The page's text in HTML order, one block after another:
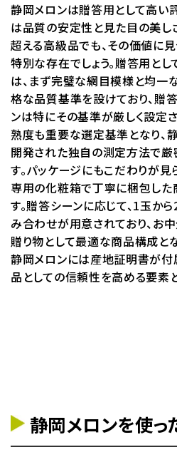
静岡メロンは贈答用として高い
は品質の安定性と見た目の美し
超える高級品でも、その価値に
特別な存在でしょう。贈答用と
は、まず完璧な網目模様と均一
格な品質基準を設けており、贈
ンは特にその基準が厳しく設定さ
熟度も重要な選定基準となり、
開発された独自の測定方法で厳
す。パッケージにもこだわりが
専用の化粧箱で丁寧に梱包した
す。贈答シーンに応じて、1玉か
み合わせが用意されており、お
贈り物として最適な商品構成とな
静岡メロンには産地証明書が付
品としての信頼性を高める要素
静岡メロンを使っ